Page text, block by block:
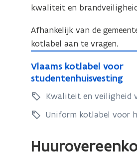
verhuren
kwaliteit en
Afhankelijk van de
kotlabel aan te vragen.
l
a
a
m
o
Vlaams kotlabel voor
studentenhuisvesting
V
l
a
a
m
k
o
Kwaliteit en veiligheid
Uniform kotlabel voor